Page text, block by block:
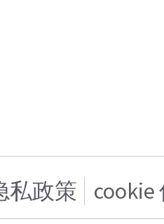
私政策 cookie